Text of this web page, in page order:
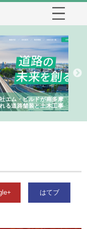
エム・ビルドが南多摩
る道路舗装と土木工事
はてブ